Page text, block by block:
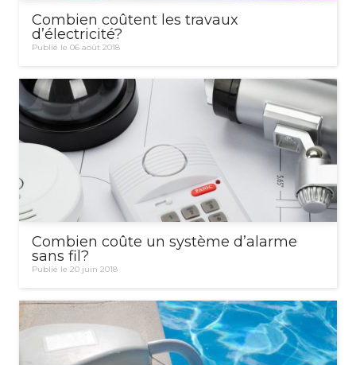
Combien coûtent les travaux
d’électricité?
Publié le 06 août 2018
Combien coûte un système d’alarme
sans fil?
Publié le 20 juin 2018